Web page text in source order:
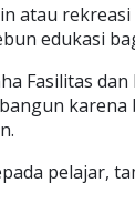
atau
edukasi
Fasilitas
pelajar,